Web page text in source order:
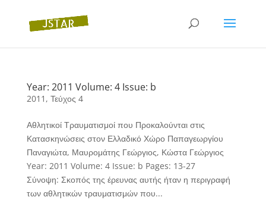
Year: 2011 Volume: 4 Issue: b
2011 , Τεύχος 4
Αθλητικοί Τραυματισμοί που Προκαλούνται στις
Κατασκηνώσεις στον Ελλαδικό Χώρο Παπαγεωργίου
Παναγιώτα, Μαυρομάτης Γεώργιος, Κώστα Γεώργιος
Year: 2011 Volume: 4 Issue: b Pages: 13-27
Σύνοψη: Σκοπός της έρευνας αυτής ήταν η περιγραφή
των αθλητικών τραυματισμών που...